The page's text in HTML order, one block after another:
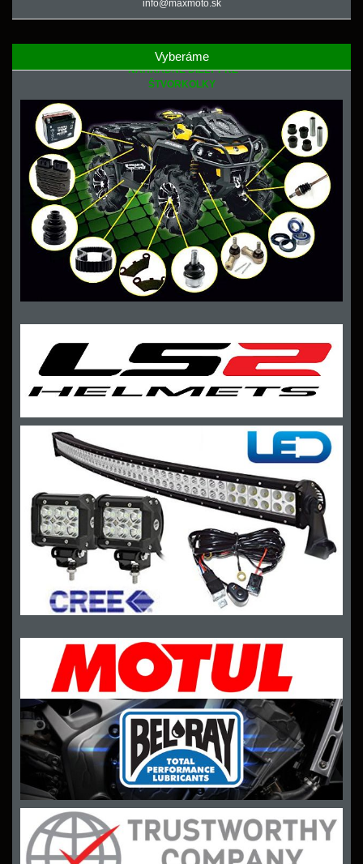
info@maxmoto.sk
Vyberáme
NÁHRADNÉ DIELY PRE
ŠTVORKOLKY